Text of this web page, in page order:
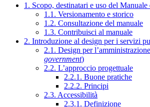
1. Scopo, destinatari e uso del
1.1. Versionamento e storico
1.2. Consultazione del manuale
1.3. Contribuisci al manuale
2. Introduzione al design per i servizi
2.1. Design per
government)
2.2. L’approccio progettuale
2.2.1. Buone pratiche
2.2.2. Principi
2.3. Accessibilità
2.3.1. Definizione